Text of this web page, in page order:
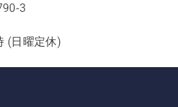
3
(日曜定休)